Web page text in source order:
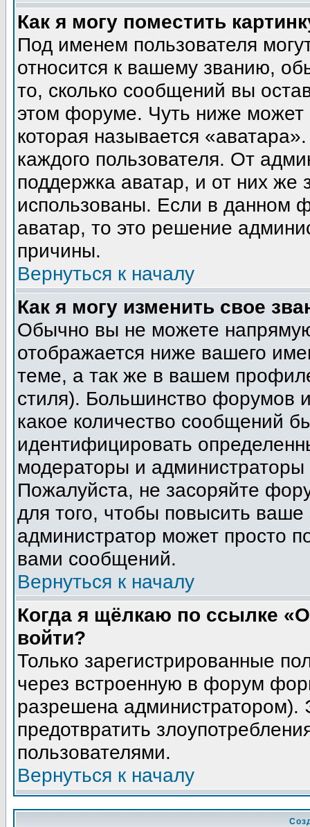
Как я могу поместить
Под именем пользователя
относится к вашему званию,
то, сколько сообщений вы
этом форуме. Чуть ниже может
которая называется
каждого пользователя. От
поддержка аватар, и от них же
использованы. Если в данном
аватар, то это решение
причины.
Вернуться к началу
Как я могу изменить свое
Обычно вы не можете
отображается ниже вашего
теме, а так же в вашем
стиля). Большинство форумов
какое количество сообщений
идентифицировать
модераторы и
Пожалуйста, не засоряйте
для того, чтобы повысить
администратор может просто
вами сообщений.
Вернуться к началу
Когда я щёлкаю по ссылке
войти?
Только зарегистрированные
через встроенную в форум
разрешена администратором).
предотвратить
пользователями.
Вернуться к началу